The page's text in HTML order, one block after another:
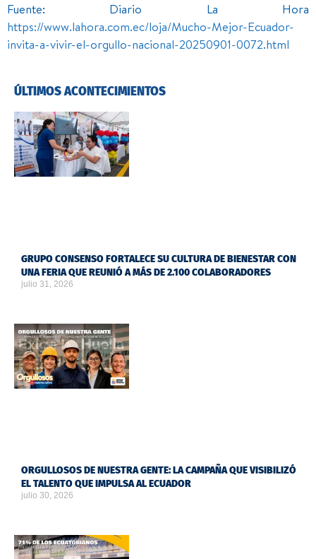
Fuente: Diario La Hora
https://www.lahora.com.ec/loja/Mucho-Mejor-Ecuador-
invita-a-vivir-el-orgullo-nacional-20250901-0072.html
ÚLTIMOS ACONTECIMIENTOS
GRUPO CONSENSO FORTALECE SU CULTURA DE BIENESTAR CON
UNA FERIA QUE REUNIÓ A MÁS DE 2.100 COLABORADORES
julio 31, 2026
ORGULLOSOS DE NUESTRA GENTE: LA CAMPAÑA QUE VISIBILIZÓ
EL TALENTO QUE IMPULSA AL ECUADOR
julio 30, 2026